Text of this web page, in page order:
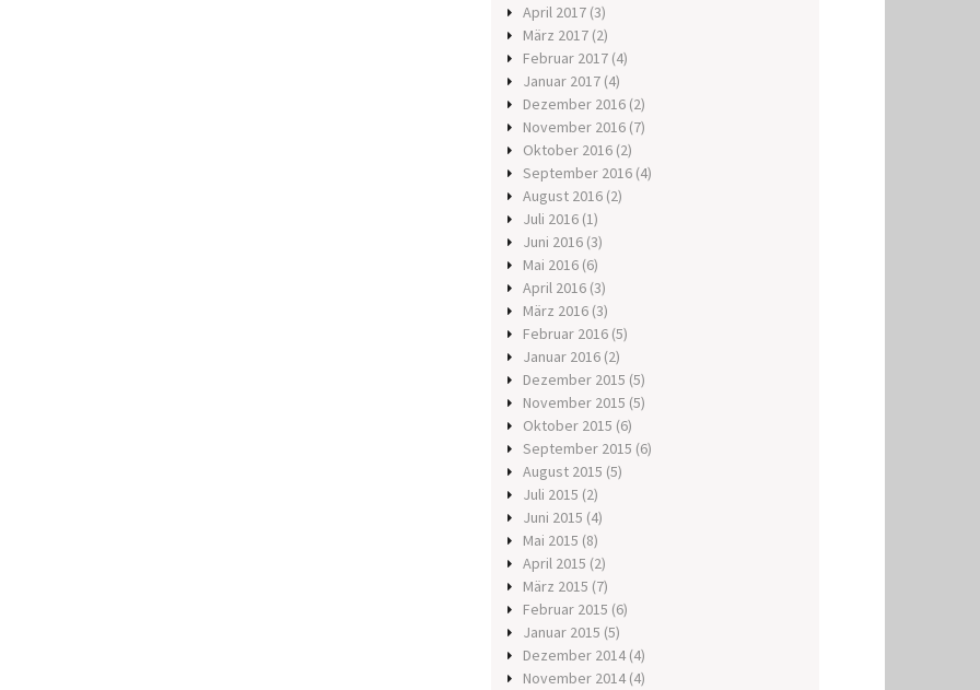
April 2017 (3)
März 2017 (2)
Februar 2017 (4)
Januar 2017 (4)
Dezember 2016 (2)
November 2016 (7)
Oktober 2016 (2)
September 2016 (4)
August 2016 (2)
Juli 2016 (1)
Juni 2016 (3)
Mai 2016 (6)
April 2016 (3)
März 2016 (3)
Februar 2016 (5)
Januar 2016 (2)
Dezember 2015 (5)
November 2015 (5)
Oktober 2015 (6)
September 2015 (6)
August 2015 (5)
Juli 2015 (2)
Juni 2015 (4)
Mai 2015 (8)
April 2015 (2)
März 2015 (7)
Februar 2015 (6)
Januar 2015 (5)
Dezember 2014 (4)
November 2014 (4)